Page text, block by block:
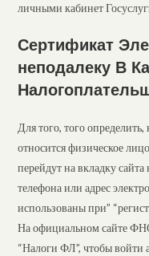
личными кабинет
Сертификат
неподалеку В
Для того, того
относится физическое
перейдут на вкладку
телефона или адрес
использованы при”
На официальном сайте
“Налоги ФЛ”, чтобы